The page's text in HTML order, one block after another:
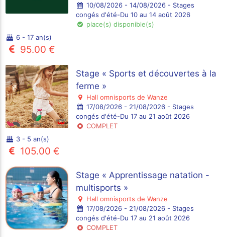
10/08/2026 - 14/08/2026 - Stages
congés d'été-Du 10 au 14 août 2026
place(s) disponible(s)
6 - 17 an(s)
95.00 €
Stage « Sports et découvertes à la
ferme »
Hall omnisports de Wanze
17/08/2026 - 21/08/2026 - Stages
congés d'été-Du 17 au 21 août 2026
COMPLET
3 - 5 an(s)
105.00 €
Stage « Apprentissage natation -
multisports »
Hall omnisports de Wanze
17/08/2026 - 21/08/2026 - Stages
congés d'été-Du 17 au 21 août 2026
COMPLET